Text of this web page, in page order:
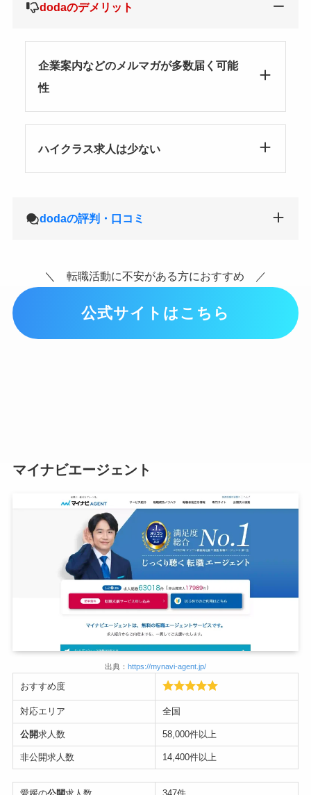
dodaのデメリット
企業案内などのメルマガが多数届く可能
性
ハイクラス求人は少ない
dodaの評判・口コミ
＼ 転職活動に不安がある方におすすめ ／
公式サイトはこちら
マイナビエージェント
出典： https://mynavi-agent.jp/
おすすめ度
対応エリア 全国
公開求人数 58,000件以上
非公開求人数 14,400件以上